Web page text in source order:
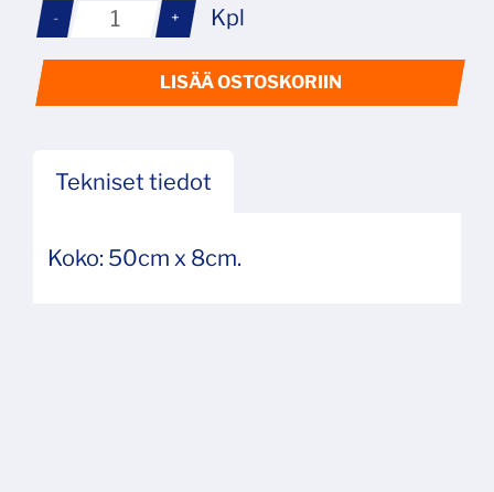
- + Kpl
LISÄÄ OSTOSKORIIN
Tekniset tiedot
Koko: 50cm x 8cm.